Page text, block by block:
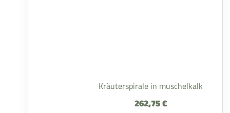
Kräuterspirale in muschelkalk
262,75€